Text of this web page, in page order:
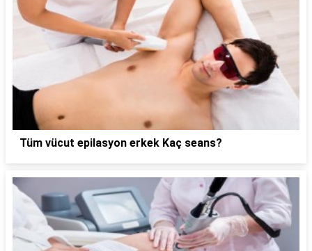
Tüm vücut epilasyon erkek Kaç seans?